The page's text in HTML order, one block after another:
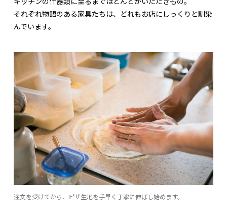
それぞれ物語のある家具たちは、どれもお店にしっくりと馴染
んでいます。
注文を受けてから、ピザ生地を手早く丁寧に伸ばし始めます。